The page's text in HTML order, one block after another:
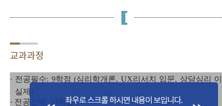
교과과정
· 전공필수: 9학점 (심리학개론, UX리서치 입문, 상담심리
실제)
· 전공선택: 33학점